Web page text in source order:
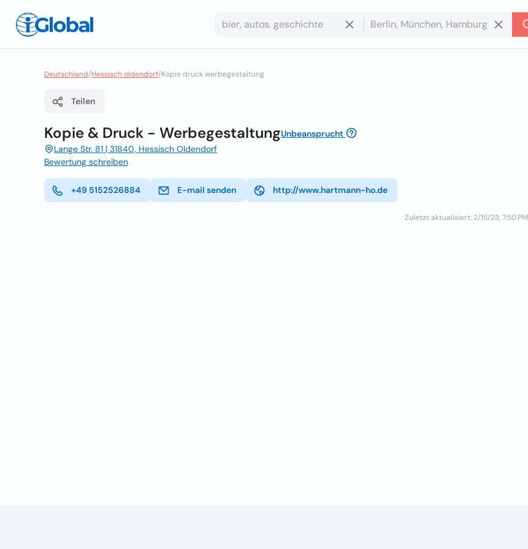
Deutschland/Hessisch oldendorf/Kopie druck werbegestaltung
Teilen
Kopie & Druck - WerbegestaltungUnbeansprucht
Lange Str. 81 | 31840, Hessisch Oldendorf
Bewertung schreiben
+49 5152526884 E-mail senden http://www.hartmann-ho.de
Zuletzt aktualisiert: 2/15/23, 7:50 PM